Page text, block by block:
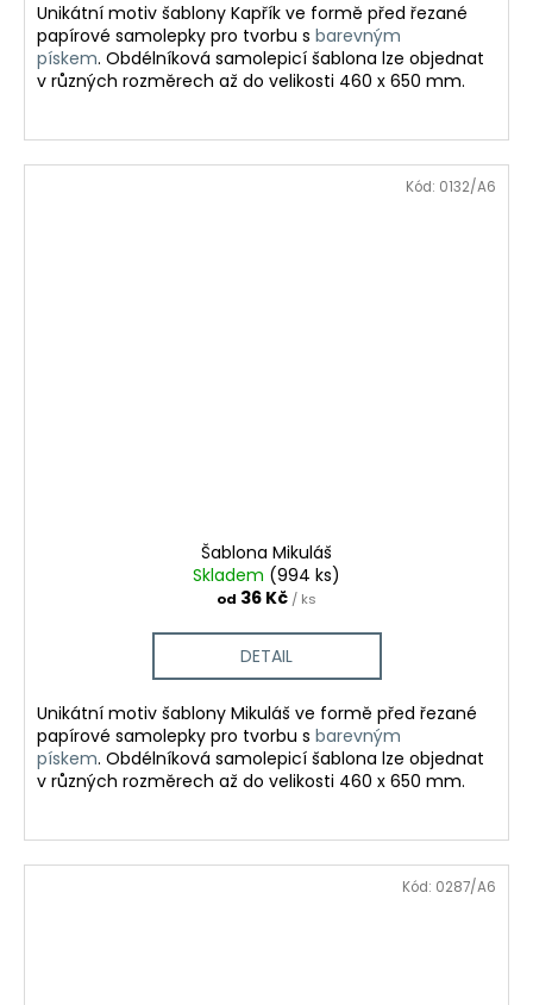
Unikátní motiv šablony Kapřík ve formě před řezané
papírové samolepky pro tvorbu s barevným
pískem. Obdélníková samolepicí šablona lze objednat
v různých rozměrech až do velikosti 460 x 650 mm.
Šablona Mikuláš
Skladem (994 ks)
od 36 Kč / ks
DETAIL
Unikátní motiv šablony Mikuláš ve formě před řezané
papírové samolepky pro tvorbu s barevným
pískem. Obdélníková samolepicí šablona lze objednat
v různých rozměrech až do velikosti 460 x 650 mm.
Kód: 0132/A6
Kód: 0287/A6